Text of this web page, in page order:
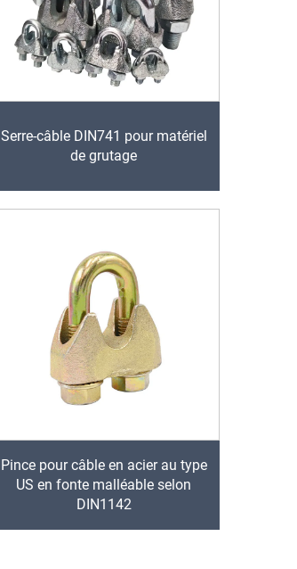
Serre-câble DIN741 pour matériel
de grutage
Pince pour câble en acier au type
US en fonte malléable selon
DIN1142